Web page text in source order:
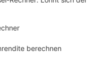
berechnen